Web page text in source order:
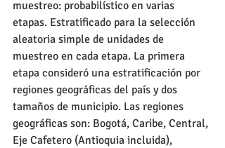
muestreo: probabilístico en varias
etapas. Estratificado para la selección
aleatoria simple de unidades de
muestreo en cada etapa. La primera
etapa consideró una estratificación por
regiones geográficas del país y dos
tamaños de municipio. Las regiones
geográficas son: Bogotá, Caribe, Central,
Eje Cafetero (Antioquia incluida),